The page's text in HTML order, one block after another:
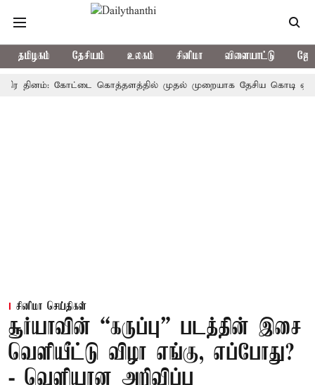
தமிழகம் தேசியம் உலகம் சினிமா விளையாட்டு
தினம்: கோட்டை கொத்தளத்தில் முதல் முறையாக தேசிய கொடி
சினிமா செய்திகள்
சூர்யாவின் “கருப்பு” படத்தின் இசை
வெளியீட்டு விழா எங்கு, எப்போது?
- வெளியான அறிவிப்பு